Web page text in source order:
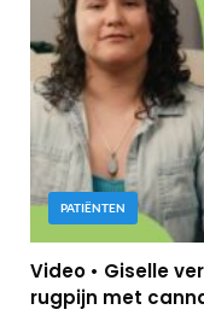
PATIËNTEN
Video • Giselle
rugpijn met